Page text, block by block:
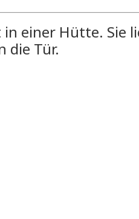
in einer Hütte. Sie
die Tür.